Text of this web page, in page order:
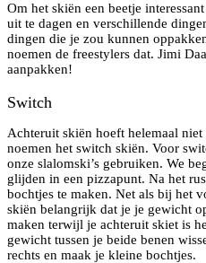
Om het skiën een beetje
uit te dagen en verschillende
dingen die je zou kunnen
noemen de freestylers dat. Jimi
aanpakken!
Switch
Achteruit skiën hoeft helemaal
noemen het switch skiën. Voor
onze slalomski’s gebruiken. We
glijden in een pizzapunt. Na het
bochtjes te maken. Net als bij het
skiën belangrijk dat je je gewicht
maken terwijl je achteruit skiet is
gewicht tussen je beide benen
rechts en maak je kleine bochtjes.